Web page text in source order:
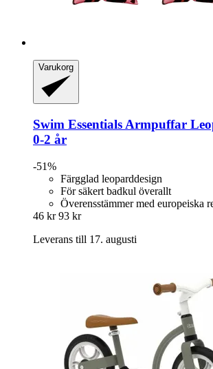
Varukorg
Swim Essentials Armpuffar
0-​2 år
-51%
Färgglad leoparddesign
För säkert badkul överallt
Överensstämmer med europeiska
46 kr 93 kr
Leverans till 17. augusti